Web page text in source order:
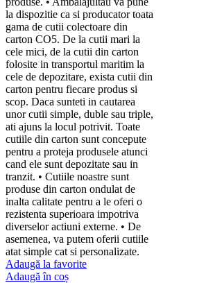
la dispozitie ca si producator toata
gama de cutii colectoare din
carton CO5. De la cutii mari la
cele mici, de la cutii din carton
folosite in transportul maritim la
cele de depozitare, exista cutii din
carton pentru fiecare produs si
scop. Daca sunteti in cautarea
unor cutii simple, duble sau triple,
ati ajuns la locul potrivit. Toate
cutiile din carton sunt concepute
pentru a proteja produsele atunci
cand ele sunt depozitate sau in
tranzit. • Cutiile noastre sunt
produse din carton ondulat de
inalta calitate pentru a le oferi o
rezistenta superioara impotriva
diverselor actiuni externe. • De
asemenea, va putem oferii cutiile
atat simple cat si personalizate.
Adaugă la favorite
Adaugă în coș